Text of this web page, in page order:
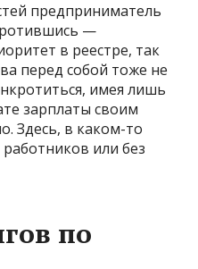
предприниматель
—
в реестре, так
перед собой тоже не
имея лишь
зарплаты своим
Здесь, в каком-то
или без
по